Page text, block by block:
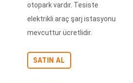
otopark vardır. Tesiste
elektrikli araç şarj istasyonu
mevcuttur ücretlidir.
SATIN AL